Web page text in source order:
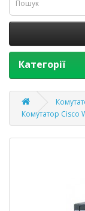
Категорії
Комутатор Cisco